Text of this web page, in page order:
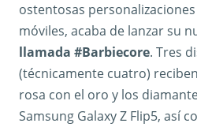
ostentosas
móviles, acaba de lanzar su
llamada #Barbiecore. Tres
(técnicamente cuatro)
rosa con el oro y los
Samsung Galaxy Z Flip5, así